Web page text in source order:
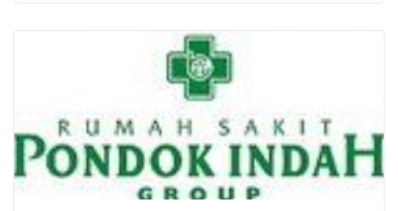
Jakarta, ID Deskripsi Pekerjaan PT Pudjiadi Prestige Tbk